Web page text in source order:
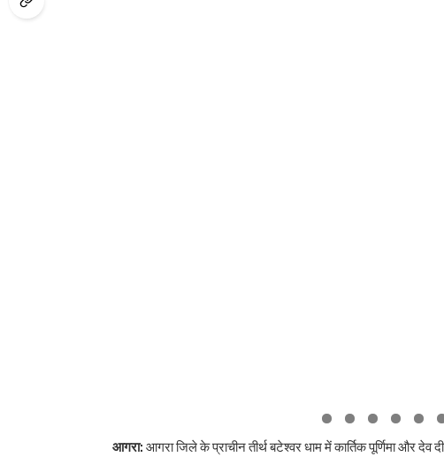
आगरा: आगरा जिले के प्राचीन तीर्थ बटेश्वर धाम में कार्तिक पूर्णिमा और